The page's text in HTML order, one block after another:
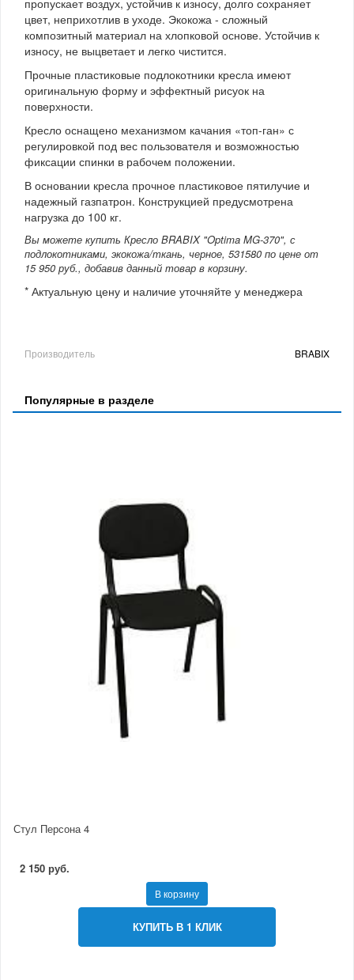
пропускает воздух, устойчив к износу, долго сохраняет
цвет, неприхотлив в уходе. Экокожа - сложный
композитный материал на хлопковой основе. Устойчив к
износу, не выцветает и легко чистится.
Прочные пластиковые подлокотники кресла имеют
оригинальную форму и эффектный рисуок на
поверхности.
Кресло оснащено механизмом качания «топ-ган» с
регулировкой под вес пользователя и возможностью
фиксации спинки в рабочем положении.
В основании кресла прочное пластиковое пятилучие и
надежный газпатрон. Конструкцией предусмотрена
нагрузка до 100 кг.
Вы можете купить Кресло BRABIX "Optima MG-370", с
подлокотниками, экокожа/ткань, черное, 531580 по цене от
15 950 руб., добавив данный товар в корзину.
* Актуальную цену и наличие уточняйте у менеджера
Производитель BRABIX
Популярные в разделе
Стул Персона 4
2 150 руб.
В корзину
КУПИТЬ В 1 КЛИК